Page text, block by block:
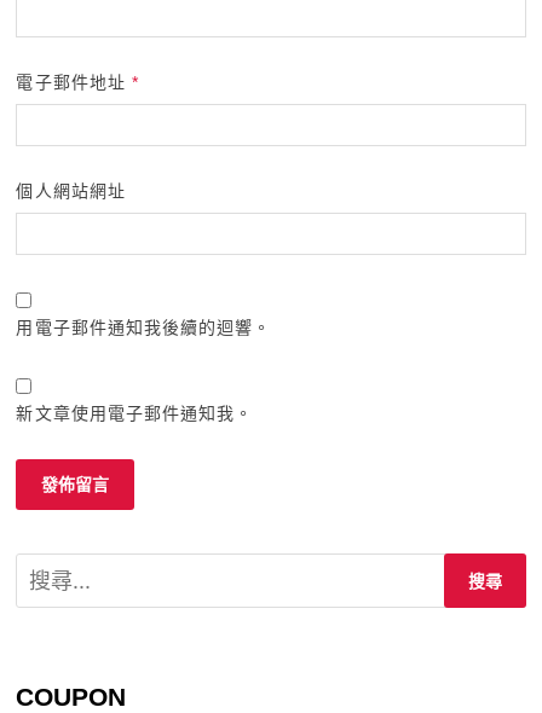
電子郵件地址 *
個人網站網址
用電子郵件通知我後續的迴響。
新文章使用電子郵件通知我。
搜
尋
COUPON